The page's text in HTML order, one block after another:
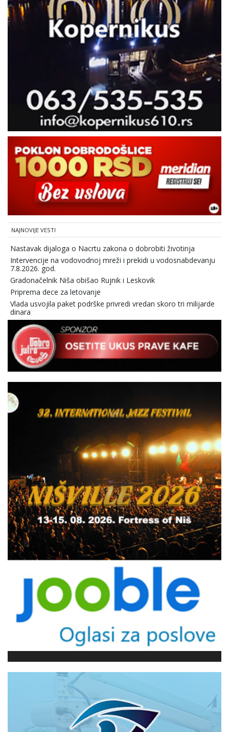
NAJNOVIJE VESTI
Nastavak dijaloga o Nacrtu zakona o dobrobiti životinja
Intervencije na vodovodnoj mreži i prekidi u vodosnabdevanju
7.8.2026. god.
Gradonačelnik Niša obišao Rujnik i Leskovik
Priprema dece za letovanje
Vlada usvojila paket podrške privredi vredan skoro tri milijarde
dinara